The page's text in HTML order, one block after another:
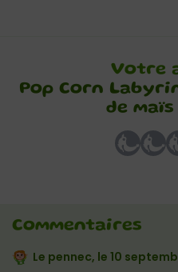
Votre
Pop Corn
de
Commentaires
Le pennec, le 10